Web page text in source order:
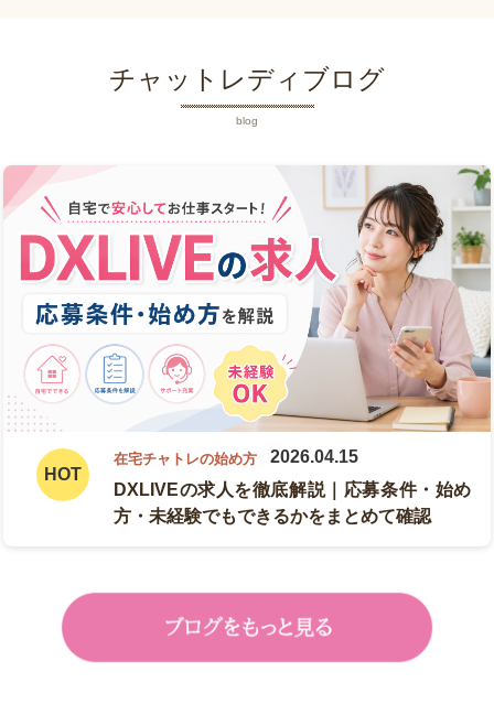
チャットレディブログ
blog
在宅チャトレの始め方
2026.04.15
DXLIVEの求人を徹底解説｜応募条件・始め
方・未経験でもできるかをまとめて確認